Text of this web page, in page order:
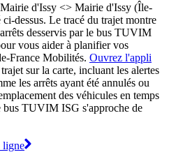
d'Issy <> Mairie d'Issy (Île-
dessus. Le tracé du trajet montre
desservis par le bus TUVIM
vous aider à planifier vos
France Mobilités. Ouvrez l'appli
sur la carte, incluant les alertes
les arrêts ayant été annulés ou
des véhicules en temps
bus TUVIM ISG s'approche de
ligne